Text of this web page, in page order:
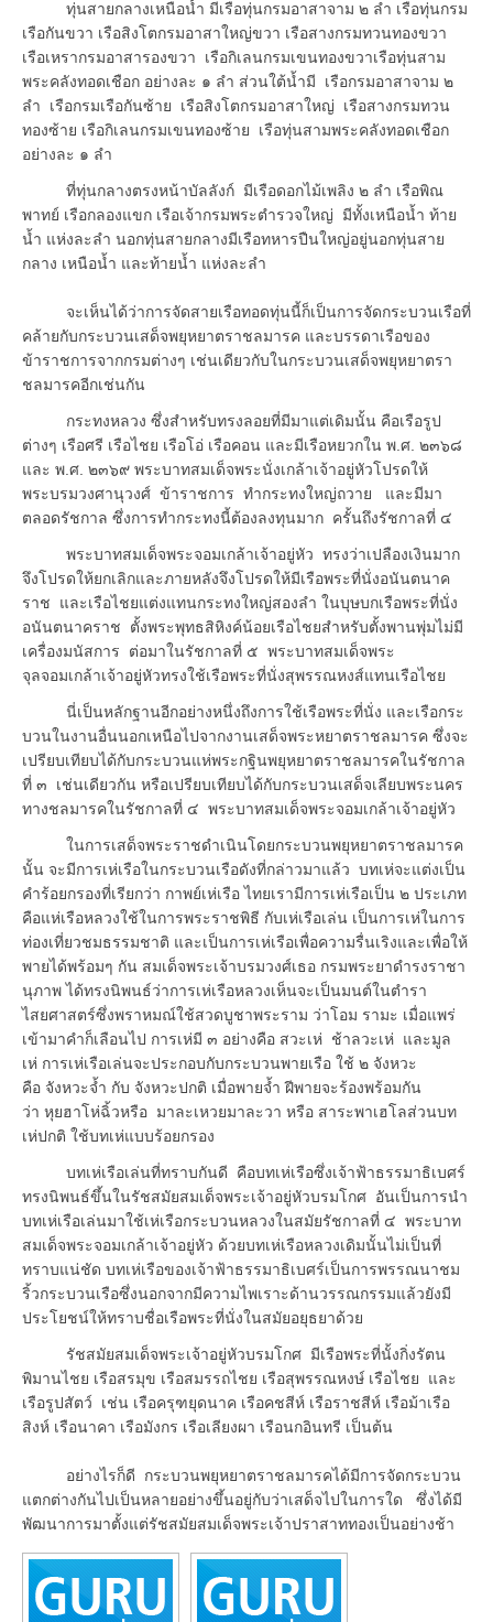
ทุ่นสายกลางเหนือน้ำ มีเรือทุ่นกรมอาสาจาม ๒ ลำ เรือทุ่นกรม
เรือกันขวา เรือสิงโตกรมอาสาใหญ่ขวา เรือสางกรมทวนทองขวา
เรือเหรากรมอาสารองขวา เรือกิเลนกรมเขนทองขวาเรือทุ่นสาม
พระคลังทอดเชือก อย่างละ ๑ ลำ ส่วนใต้น้ำมี เรือกรมอาสาจาม ๒
ลำ เรือกรมเรือกันซ้าย เรือสิงโตกรมอาสาใหญ่ เรือสางกรมทวน
ทองซ้าย เรือกิเลนกรมเขนทองซ้าย เรือทุ่นสามพระคลังทอดเชือก
อย่างละ ๑ ลำ
ที่ทุ่นกลางตรงหน้าบัลลังก์ มีเรือดอกไม้เพลิง ๒ ลำ เรือพิณ
พาทย์ เรือกลองแขก เรือเจ้ากรมพระตำรวจใหญ่ มีทั้งเหนือน้ำ ท้าย
น้ำ แห่งละลำ นอกทุ่นสายกลางมีเรือทหารปืนใหญ่อยู่นอกทุ่นสาย
กลาง เหนือน้ำ และท้ายน้ำ แห่งละลำ
จะเห็นได้ว่าการจัดสายเรือทอดทุ่นนี้ก็เป็นการจัดกระบวนเรือที่
คล้ายกับกระบวนเสด็จพยุหยาตราชลมารค และบรรดาเรือของ
ข้าราชการจากกรมต่างๆ เช่นเดียวกับในกระบวนเสด็จพยุหยาตรา
ชลมารคอีกเช่นกัน
กระทงหลวง ซึ่งสำหรับทรงลอยที่มีมาแต่เดิมนั้น คือเรือรูป
ต่างๆ เรือศรี เรือไชย เรือโอ่ เรือคอน และมีเรือหยวกใน พ.ศ. ๒๓๖๘
และ พ.ศ. ๒๓๖๙ พระบาทสมเด็จพระนั่งเกล้าเจ้าอยู่หัวโปรดให้
พระบรมวงศานุวงศ์ ข้าราชการ ทำกระทงใหญ่ถวาย และมีมา
ตลอดรัชกาล ซึ่งการทำกระทงนี้ต้องลงทุนมาก ครั้นถึงรัชกาลที่ ๔
พระบาทสมเด็จพระจอมเกล้าเจ้าอยู่หัว ทรงว่าเปลืองเงินมาก
จึงโปรดให้ยกเลิกและภายหลังจึงโปรดให้มีเรือพระที่นั่งอนันตนาค
ราช และเรือไชยแต่งแทนกระทงใหญ่สองลำ ในบุษบกเรือพระที่นั่ง
อนันตนาคราช ตั้งพระพุทธสิหิงค์น้อยเรือไชยสำหรับตั้งพานพุ่มไม่มี
เครื่องมนัสการ ต่อมาในรัชกาลที่ ๕ พระบาทสมเด็จพระ
จุลจอมเกล้าเจ้าอยู่หัวทรงใช้เรือพระที่นั่งสุพรรณหงส์แทนเรือไชย
นี่เป็นหลักฐานอีกอย่างหนึ่งถึงการใช้เรือพระที่นั่ง และเรือกระ
บวนในงานอื่นนอกเหนือไปจากงานเสด็จพระหยาตราชลมารค ซึ่งจะ
เปรียบเทียบได้กับกระบวนแห่พระกฐินพยุหยาตราชลมารคในรัชกาล
ที่ ๓ เช่นเดียวกัน หรือเปรียบเทียบได้กับกระบวนเสด็จเลียบพระนคร
ทางชลมารคในรัชกาลที่ ๔ พระบาทสมเด็จพระจอมเกล้าเจ้าอยู่หัว
ในการเสด็จพระราชดำเนินโดยกระบวนพยุหยาตราชลมารค
นั้น จะมีการเห่เรือในกระบวนเรือดังที่กล่าวมาแล้ว บทเห่จะแต่งเป็น
คำร้อยกรองที่เรียกว่า กาพย์เห่เรือ ไทยเรามีการเห่เรือเป็น ๒ ประเภท
คือแห่เรือหลวงใช้ในการพระราชพิธี กับเห่เรือเล่น เป็นการเห่ในการ
ท่องเที่ยวชมธรรมชาติ และเป็นการเห่เรือเพื่อความรื่นเริงและเพื่อให้
พายได้พร้อมๆ กัน สมเด็จพระเจ้าบรมวงศ์เธอ กรมพระยาดำรงราชา
นุภาพ ได้ทรงนิพนธ์ว่าการเห่เรือหลวงเห็นจะเป็นมนต์ในตำรา
ไสยศาสตร์ซึ่งพราหมณ์ใช้สวดบูชาพระราม ว่าโอม รามะ เมื่อแพร่
เข้ามาคำก็เลือนไป การเห่มี ๓ อย่างคือ สวะเห่ ช้าลวะเห่ และมูล
เห่ การเห่เรือเล่นจะประกอบกับกระบวนพายเรือ ใช้ ๒ จังหวะ
คือ จังหวะจ้ำ กับ จังหวะปกติ เมื่อพายจ้ำ ฝีพายจะร้องพร้อมกัน
ว่า หุยฮาโห่ฉิ้วหรือ มาละเหวยมาละวา หรือ สาระพาเฮโลส่วนบท
เห่ปกติ ใช้บทเห่แบบร้อยกรอง
บทเห่เรือเล่นที่ทราบกันดี คือบทเห่เรือซึ่งเจ้าฟ้าธรรมาธิเบศร์
ทรงนิพนธ์ขึ้นในรัชสมัยสมเด็จพระเจ้าอยู่หัวบรมโกศ อันเป็นการนำ
บทเห่เรือเล่นมาใช้เห่เรือกระบวนหลวงในสมัยรัชกาลที่ ๔ พระบาท
สมเด็จพระจอมเกล้าเจ้าอยู่หัว ด้วยบทเห่เรือหลวงเดิมนั้นไม่เป็นที่
ทราบแน่ชัด บทเห่เรือของเจ้าฟ้าธรรมาธิเบศร์เป็นการพรรณนาชม
ริ้วกระบวนเรือซึ่งนอกจากมีความไพเราะด้านวรรณกรรมแล้วยังมี
ประโยชน์ให้ทราบชื่อเรือพระที่นั่งในสมัยอยุธยาด้วย
รัชสมัยสมเด็จพระเจ้าอยู่หัวบรมโกศ มีเรือพระที่นั้งกิ่งรัตน
พิมานไชย เรือสรมุข เรือสมรรถไชย เรือสุพรรณหงษ์ เรือไชย และ
เรือรูปสัตว์ เช่น เรือครุฑยุดนาค เรือคชสีห์ เรือราชสีห์ เรือม้าเรือ
สิงห์ เรือนาคา เรือมังกร เรือเลียงผา เรือนกอินทรี เป็นต้น
อย่างไรก็ดี กระบวนพยุหยาตราชลมารคได้มีการจัดกระบวน
แตกต่างกันไปเป็นหลายอย่างขึ้นอยู่กับว่าเสด็จไปในการใด ซึ่งได้มี
พัฒนาการมาตั้งแต่รัชสมัยสมเด็จพระเจ้าปราสาททองเป็นอย่างช้า